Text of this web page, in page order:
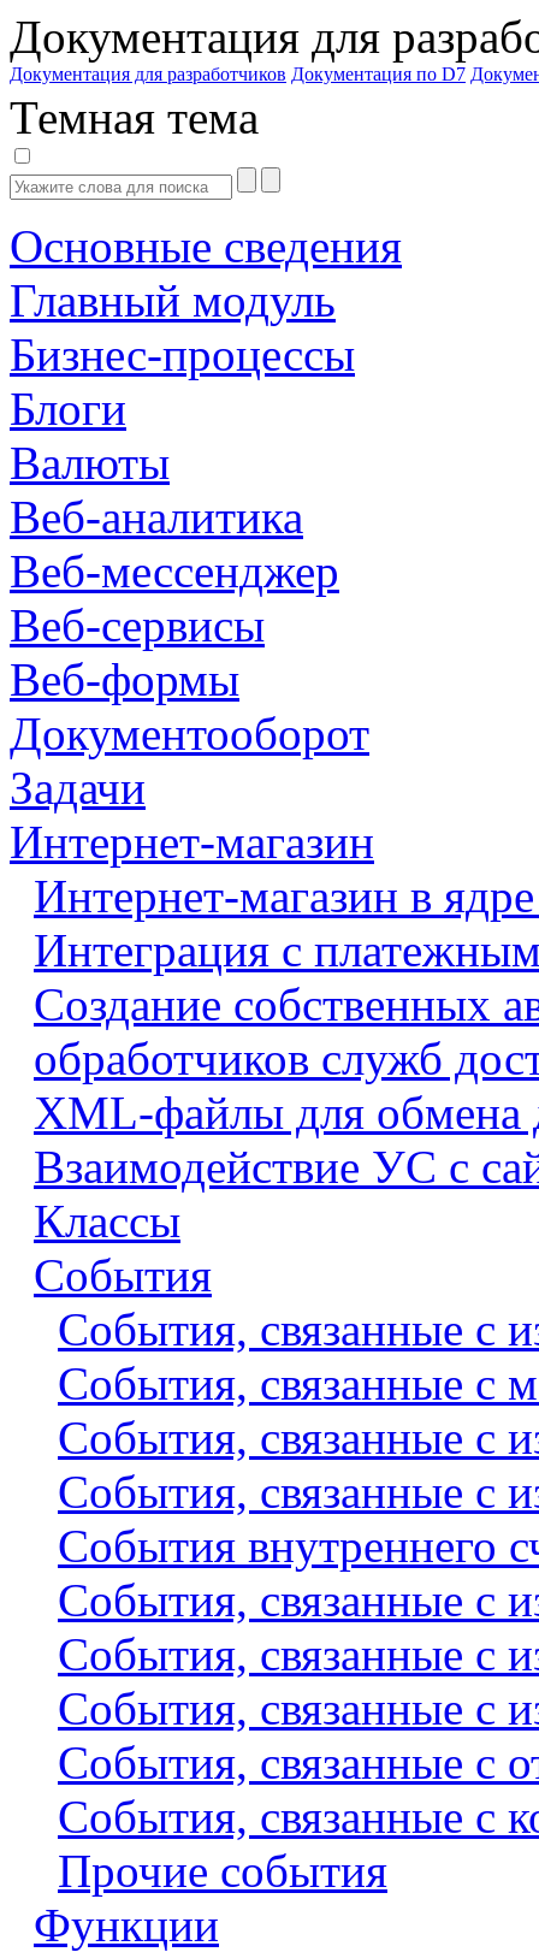
Документация для
Документация для разработчиков Документация по D7
Темная тема
Основные сведения
Главный модуль
Бизнес-процессы
Блоги
Валюты
Веб-аналитика
Веб-мессенджер
Веб-сервисы
Веб-формы
Документооборот
Задачи
Интернет-магазин
Интернет-магазин в
Интеграция с
Создание собственных
обработчиков служб
XML-файлы для обмена
Взаимодействие УС с
Классы
События
События, связанные с
События, связанные с
События, связанные с
События, связанные с
События внутреннего
События, связанные с
События, связанные с
События, связанные с
События, связанные с
События, связанные с
Прочие события
Функции